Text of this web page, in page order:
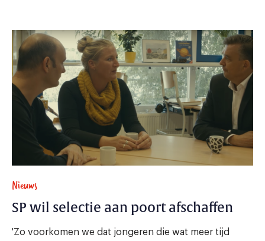
Nieuws
SP wil selectie aan poort afschaffen
'Zo voorkomen we dat jongeren die wat meer tijd